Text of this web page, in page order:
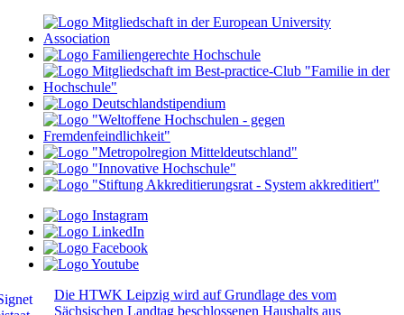
Die HTWK Leipzig wird auf Grundlage des vom
Sächsischen Landtag beschlossenen Haushalts aus